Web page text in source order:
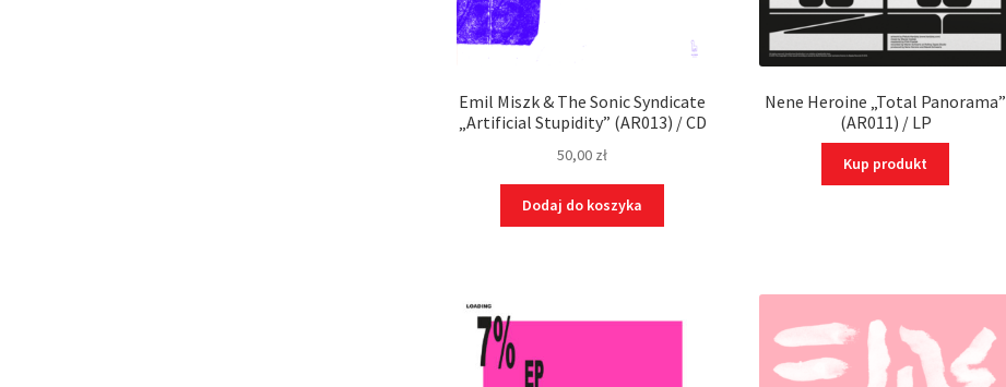
Emil Miszk & The Sonic Syndicate
„Artificial Stupidity” (AR013) / CD
50,00 zł
Dodaj do koszyka
Nene Heroine „Total Panorama”
(AR011) / LP
Kup produkt